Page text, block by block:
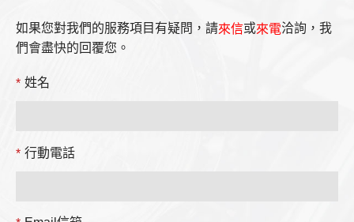
如果您對我們的服務項目有疑問，請來信或來電洽詢，我
們會盡快的回覆您。
* 姓名
* 行動電話